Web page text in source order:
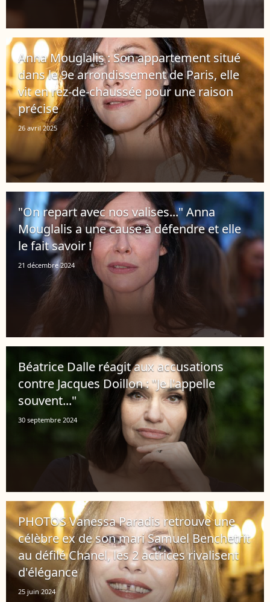
Anna Mouglalis : Son appartement situé
dans le 9e arrondissement de Paris, elle
vit en rez-de-chaussée pour une raison
précise
26 avril 2025
"On repart avec nos valises..." Anna
Mouglalis a une cause à défendre et elle
le fait savoir !
21 décembre 2024
Béatrice Dalle réagit aux accusations
contre Jacques Doillon : "Je l'appelle
souvent..."
30 septembre 2024
PHOTOS Vanessa Paradis retrouve une
célèbre ex de son mari Samuel Benchetrit
au défilé Chanel, les 2 actrices rivalisent
d'élégance
25 juin 2024